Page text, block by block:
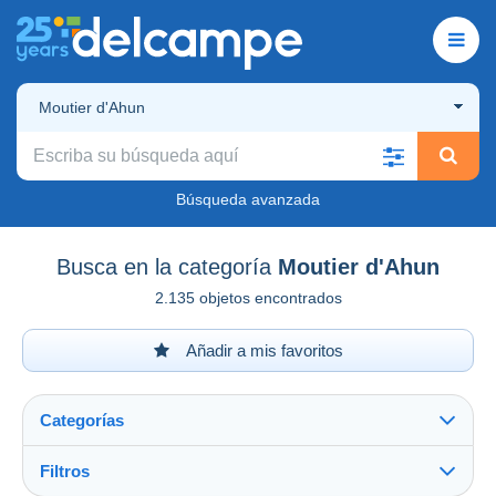
Moutier d'Ahun
Búsqueda avanzada
Busca en la categoría Moutier d'Ahun
2.135 objetos encontrados
Añadir a mis favoritos
Categorías
Filtros